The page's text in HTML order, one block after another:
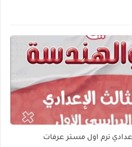
ترم اول مستر عرفات